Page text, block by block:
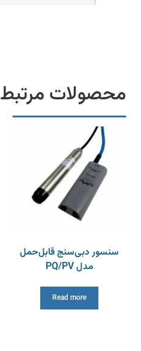
محصولات مرتبط
سنسور دبی‌سنج قابل‌حمل
مدل PQ/PV
Read more